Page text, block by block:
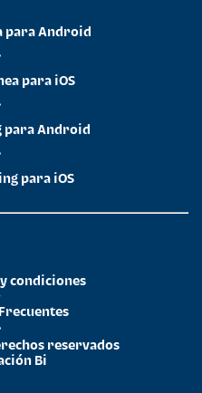
para Android
para iOS
para Android
para iOS
reservados
Bi
condiciones